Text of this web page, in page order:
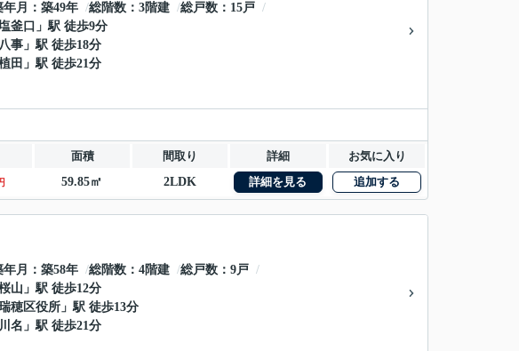
年月 築49年 総階数 3階建 総戸数
15戸
釜口 」駅 徒歩9分
八事 」駅 徒歩18分
田 」駅 徒歩21分
面積 間取り 詳細
お気に入り
59.85㎡ 2LDK 詳細を見る 追加する
年月 築58年 総階数 4階建 総戸数
9戸
山 」駅 徒歩12分
穂区役所 」駅 徒歩13分
川名 」駅 徒歩21分